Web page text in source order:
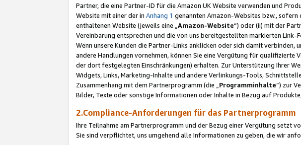
Partner, die eine Partner-ID für die Amazon UK Website verwenden und
Website mit einer der in Anhang 1 genannten Amazon-Websites bzw.,
enthaltenen Website (jeweils eine „ Amazon-Website“) oder (ii) mit der
Vereinbarung entsprechen und die von uns bereitgestellten markierten Link-
Wenn unsere Kunden die Partner-Links anklicken oder sich damit
andere Handlungen vornehmen, können Sie eine Vergütung für qualifizierte
der dort festgelegten Einschränkungen) erhalten. Zur Unterstützung Ihrer
Widgets, Links, Marketing-Inhalte und andere Verlinkungs-Tools,
Zusammenhang mit dem Partnerprogramm (die „ Programminhalte“) zur
Bilder, Texte oder sonstige Informationen oder Inhalte in Bezug auf
2.Compliance-Anforderungen für das Partnerprogramm
Ihre Teilnahme am Partnerprogramm und der Bezug einer Vergütung setzt
Sie sind verpflichtet, uns umgehend alle Informationen zu geben, die wir